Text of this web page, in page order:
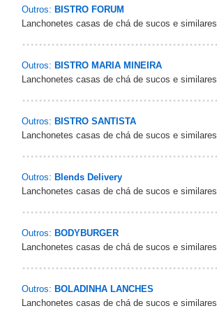
Outros: BISTRO FORUM
Lanchonetes casas de chá de sucos e similares
Outros: BISTRO MARIA MINEIRA
Lanchonetes casas de chá de sucos e similares
Outros: BISTRO SANTISTA
Lanchonetes casas de chá de sucos e similares
Outros: Blends Delivery
Lanchonetes casas de chá de sucos e similares
Outros: BODYBURGER
Lanchonetes casas de chá de sucos e similares
Outros: BOLADINHA LANCHES
Lanchonetes casas de chá de sucos e similares